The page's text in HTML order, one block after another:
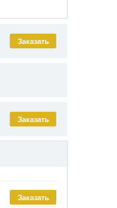
Заказать
Заказать
Заказать